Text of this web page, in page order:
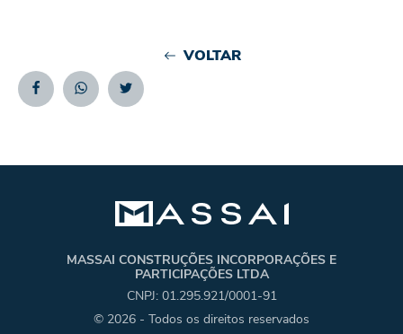
VOLTAR
FacebookWhatsappTwitter
MASSAI CONSTRUÇÕES INCORPORAÇÕES E
PARTICIPAÇÕES LTDA
CNPJ: 01.295.921/0001-91
© 2026 - Todos os direitos reservados